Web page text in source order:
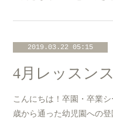
2019.03.22 05:15
こんにちは！卒園・卒業
歳から通った幼児園への